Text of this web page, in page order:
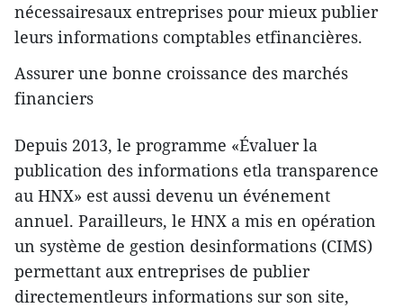
nécessairesaux entreprises pour mieux publier
leurs informations comptables etfinancières.
Assurer une bonne croissance des marchés
financiers
Depuis 2013, le programme «Évaluer la
publication des informations etla transparence
au HNX» est aussi devenu un événement
annuel. Parailleurs, le HNX a mis en opération
un système de gestion desinformations (CIMS)
permettant aux entreprises de publier
directementleurs informations sur son site,